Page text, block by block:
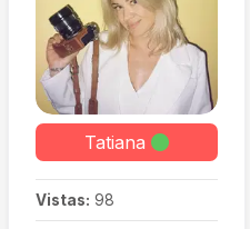
Tatiana
Vistas: 98